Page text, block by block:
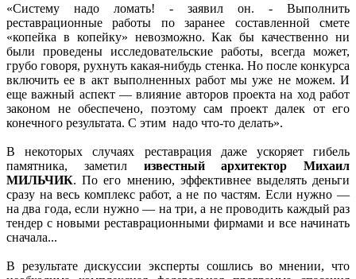
«Систему надо ломать! - заявил он. - Выполнить
реставрационные работы по заранее составленной смете
«копейка в копейку» невозможно. Как бы качественно ни
были проведены исследовательские работы, всегда может,
грубо говоря, рухнуть какая-нибудь стенка. Но после конкурса
включить ее в акт выполненных работ мы уже не можем. И
еще важный аспект — влияние авторов проекта на ход работ
законом не обеспечено, поэтому сам проект далек от его
конечного результата. С этим надо что-то делать».
В некоторых случаях реставрация даже ускоряет гибель
памятника, заметил известный архитектор Михаил
МИЛЬЧИК. По его мнению, эффективнее выделять деньги
сразу на весь комплекс работ, а не по частям. Если нужно —
на два года, если нужно — на три, а не проводить каждый раз
тендер с новыми реставрационными фирмами и все начинать
сначала...
В результате дискуссии эксперты сошлись во мнении, что